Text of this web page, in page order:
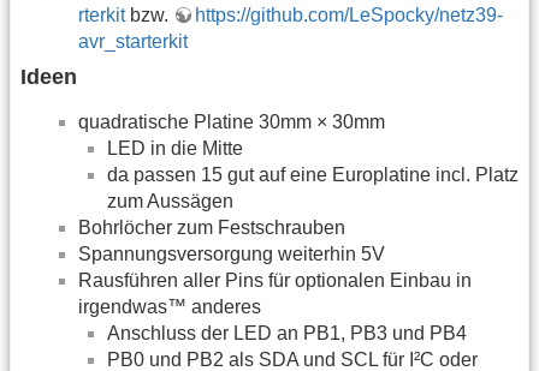
rterkitbzw.
https://github.com/LeSpocky/netz39-
avr_starterkit
Ideen
quadratische Platine 30mm × 30mm
LED in die Mitte
da passen 15 gut auf eine Europlatine incl. Platz
zum Aussägen
Bohrlöcher zum Festschrauben
Spannungsversorgung weiterhin 5V
Rausführen aller Pins für optionalen Einbau in
irgendwas™ anderes
Anschluss der LED an PB1, PB3 und PB4
PB0 und PB2 als SDA und SCL für I²C oder